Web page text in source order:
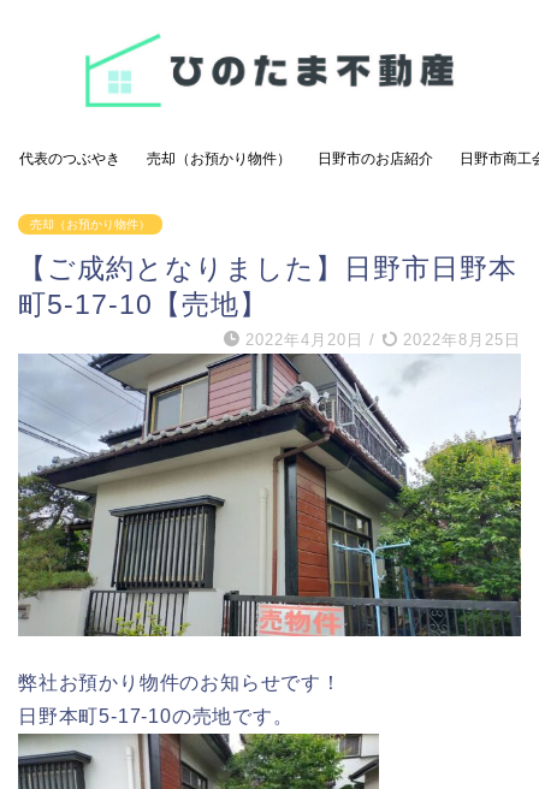
代表のつぶやき 売却（お預かり物件） 日野市のお店紹介 日野市商工
売却（お預かり物件）
【ご成約となりました】日野市日野本
町5-17-10【売地】
2022年4月20日 / 2022年8月25日
弊社お預かり物件のお知らせです！
日野本町5-17-10の売地です。